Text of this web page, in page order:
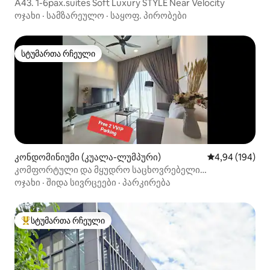
A43. 1-6pax.suites Soft Luxury STYLE Near Velocity
ოჯახი · სამზარეულო · საყოფ. პირობები
სტუმართა რჩეული
სტუმართა რჩეული
კონდომინიუმი (კუალა-ლუმპური) საშუალო
4,94 (194)
კომფორტული და მყუდრო საცხოვრებელი
კუალა‑ლუმპურში, KLCC‑ისა და 118‑ის ხედით,
ოჯახი · შიდა სივრცეები · პარკირება
სტუმართა რჩეული მოწინავე ვარიანტი
სტუმართა რჩეული